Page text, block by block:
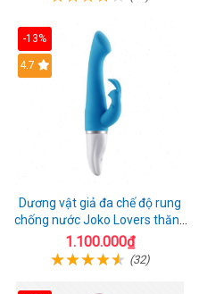
-13%
Hot
4.7
Dương vật giả đa chế độ rung
chống nước Joko Lovers thăng
hoa
1.100.000₫
(32)